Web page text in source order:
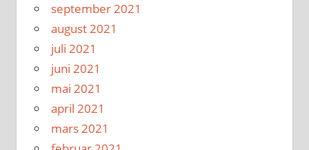
september 2021
august 2021
juli 2021
juni 2021
mai 2021
april 2021
mars 2021